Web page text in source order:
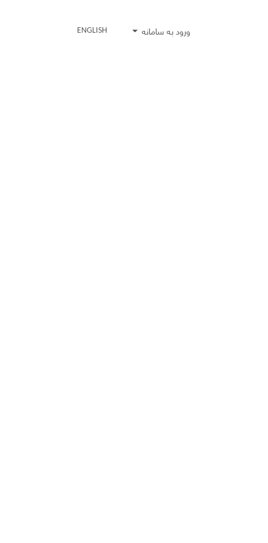
ورود به سامانه ENGLISH